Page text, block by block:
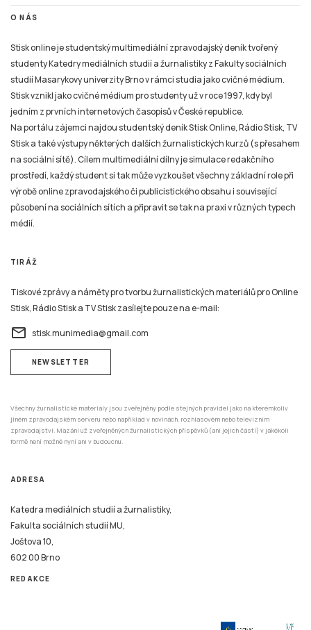
O NÁS
Stisk online je studentský multimediální zpravodajský deník tvořený
studenty Katedry mediálních studií a žurnalistiky z Fakulty sociálních
studií Masarykovy univerzity Brno v rámci studia jako cvičné médium.
Stisk vznikl jako cvičné médium pro studenty už v roce 1997, kdy byl
jedním z prvních internetových časopisů v České republice.
Na portálu zájemci najdou studentský deník Stisk Online, Rádio Stisk, TV
Stisk a také výstupy některých dalších žurnalistických kurzů (s přesahem
na sociální sítě). Cílem multimediální dílny je simulace redakčního
prostředí, každý student si tak může vyzkoušet všechny základní role při
výrobě online zpravodajského či publicistického obsahu i související
působení na sociálních sítích a připravit se tak na praxi v různých typech
médií.
TIRÁŽ
Tiskové zprávy a náměty pro tvorbu žurnalistických materiálů pro Online
Stisk, Rádio Stisk a TV Stisk zasílejte pouze na e-mail:
email stisk.munimedia@gmail.com
NEWSLETTER
Všechny žurnalistické materiály jsou zveřejněny podle stejných pravidel jako na kterémkoliv
jiném zpravodajském serveru nebo například v novinách, rozhlasovém nebo televizním
zpravodajství. Mazání už zveřejněných žurnalistických příspěvků (ani jejich částí) v jakékoli
formě není možné nyní ani v budoucnu.
ADRESA
Katedra mediálních studií a žurnalistiky,
Fakulta sociálních studií MU,
Joštova 10,
602 00 Brno
REDAKCE